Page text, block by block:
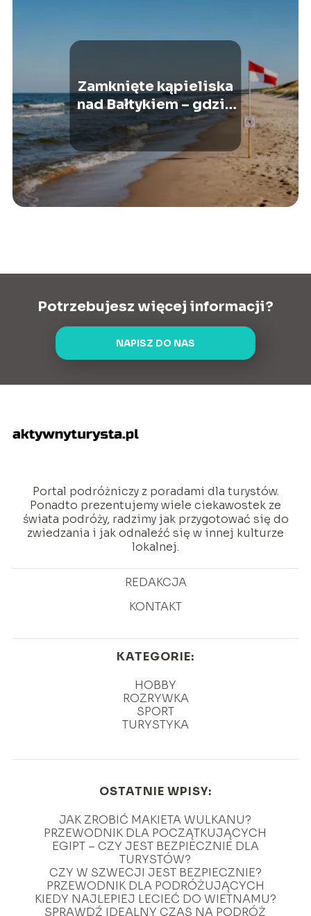
Zamknięte kąpieliska
nad Bałtykiem – gdzie
sprawdzić aktualne
informacje?
Potrzebujesz więcej informacji?
NAPISZ DO NAS
Portal podróżniczy z poradami dla turystów.
Ponadto prezentujemy wiele ciekawostek ze
świata podróży, radzimy jak przygotować się do
zwiedzania i jak odnaleźć się w innej kulturze
lokalnej.
REDAKCJA
KONTAKT
KATEGORIE:
HOBBY
ROZRYWKA
SPORT
TURYSTYKA
OSTATNIE WPISY:
JAK ZROBIĆ MAKIETA WULKANU?
PRZEWODNIK DLA POCZĄTKUJĄCYCH
EGIPT – CZY JEST BEZPIECZNIE DLA
TURYSTÓW?
CZY W SZWECJI JEST BEZPIECZNIE?
PRZEWODNIK DLA PODRÓŻUJĄCYCH
KIEDY NAJLEPIEJ LECIEĆ DO WIETNAMU?
SPRAWDŹ IDEALNY CZAS NA PODRÓŻ